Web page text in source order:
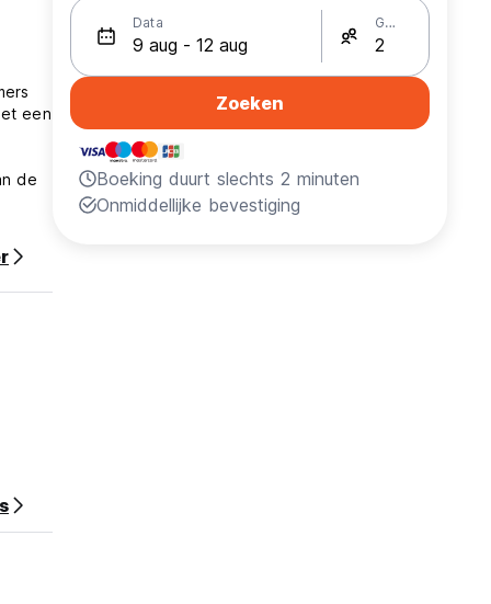
een
de
Data Gasten
Zoeken
Boeking duurt slechts 2 minuten
Onmiddellijke bevestiging